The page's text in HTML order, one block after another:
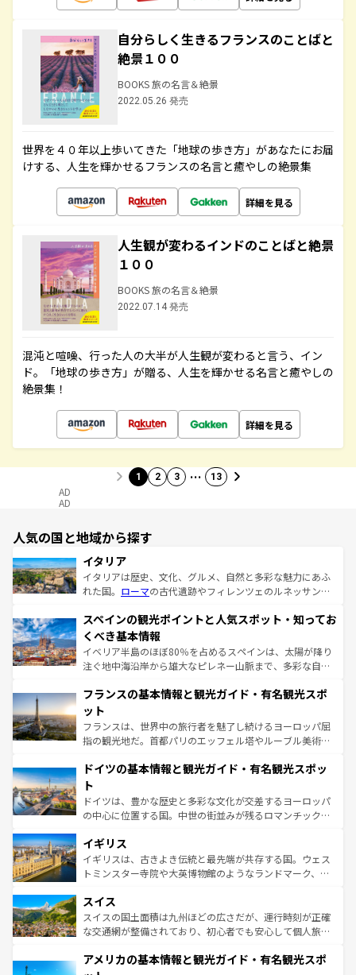
自分らしく生きるフランスのことばと
絶景１００
BOOKS 旅の名言＆絶景
2022.05.26 発売
世界を４０年以上歩いてきた「地球の歩き方」があなたにお届
けする、人生を輝かせるフランスの名言と癒やしの絶景集
詳細を見る
人生観が変わるインドのことばと絶景
１００
BOOKS 旅の名言＆絶景
2022.07.14 発売
混沌と喧噪、行った人の大半が人生観が変わると言う、イン
ド。「地球の歩き方」が贈る、人生を輝かせる名言と癒やしの
絶景集！
詳細を見る
1 2 3 … 13
AD
AD
人気の国と地域から探す
イタリア
イタリアは歴史、文化、グルメ、自然と多彩な魅力にあふ
れた国。 ローマの古代遺跡やフィレンツェのルネッサンス
ろん、トスカーナの美しい田園風景やアマルフィ海岸の絶
景など、自然景観も見逃せない。観光の合間には、本場の
ピザやパスタなど、絶品のイタリア料理を堪能することも
できる。朝目覚めてから夜眠るまで、すべての瞬間を楽し
なお、新着のイタリア情報はコンテンツ一覧を参照してほ
しい。
スペインの観光ポイントと人気スポット・知ってお
くべき基本情報
イベリア半島のほぼ80％を占めるスペインは、太陽が降り
注ぐ地中海沿岸から雄大なピレネー山脈まで、多彩な自然
文化が根付くこの国では、情熱的なフラメンコ、熱気あふ
れる闘牛、そして美味しいタパスが生活の一部となってい
る。首都マドリードの洗練された雰囲気や、バルセロナの
アートに溢れた街角から、地方では古代ローマ遺跡や中世
せる。地方によって風土や気候が異なるスペインはその個
ンテンツ一覧 を参照してほしい。
フランスの基本情報と観光ガイド・有名観光スポ
ット
フランスは、世界中の旅行者を魅了し続けるヨーロッパ屈
指の観光地だ。首都パリのエッフェル塔やルーブル美術館
で、幅広い魅力が詰まっている。華麗な宮殿、歴史的な大
聖堂、美しいビーチ、そして豊かな自然が、訪れる者を心
から魅了する。また、フランスは美食の国としても知ら
れ、フランス料理はユネスコ無形文化遺産にも登録されて
香り高いラベンダー畑など、多彩な楽しみ方が可能だ。さ
らに、パリ以外の地域にも魅力が溢れており、どの街角に
も豊かな歴史と文化が息づいている。パリ以外の個性あふ
を参照してほしい。
ドイツの基本情報と観光ガイド・有名観光スポッ
ト
ドイツは、豊かな歴史と多彩な文化が交差するヨーロッパ
の中心に位置する国。中世の街並みが残るロマンチック街
顔を持つこの国は、どこを歩いても飽きることがない。ベ
ルリンの文化的活気、バイエルン州のアルプスの絶景、そ
してライン川沿いのワイン畑といった風景は必見。ビール
は、お酒好きな人にはぜひ体験してほしい。 なお、新着の
ドイツ情報はコンテンツ一覧を参照してほしい。
イギリス
イギリスは、古きよき伝統と最先端が共存する国。ウェス
トミンスター寺院や大英博物館のようなランドマーク、歴
リアごとに異なる魅力がある。また、優雅なアフタヌーン
ティー、ビール好きにはたまらない英国パブ、サッカー観
戦など、本場だからこそできる体験も豊富。イギリスを旅
ンツ一覧を参照してほしい。
スイス
スイスの国土面積は九州ほどの広さだが、運行時刻が正確
な交通網が整備されており、初心者でも安心して個人旅行
の建物がそのまま残る町や、スイスならではのユニークな
アメリカの基本情報と観光ガイド・有名観光スポ